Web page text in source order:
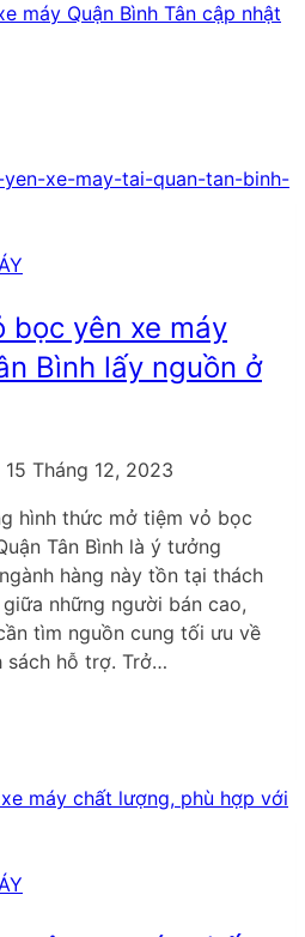
máy Quận Bình Tân cập nhật
bọc yên xe máy
Bình lấy nguồn ở
15 Tháng 12, 2023
hình thức mở tiệm vỏ bọc
Tân Bình là ý tưởng
hàng này tồn tại thách
những người bán cao,
tìm nguồn cung tối ưu về
sách hỗ trợ. Trở…